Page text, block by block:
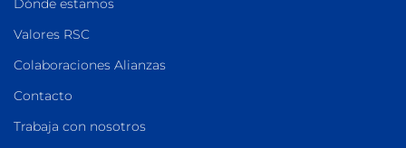
Dónde estamos
Valores RSC
Colaboraciones Alianzas
Contacto
Trabaja con nosotros